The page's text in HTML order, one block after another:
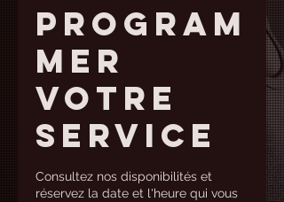
Program
mer
votre
service
Consultez nos disponibilités et
réservez la date et l'heure qui vous